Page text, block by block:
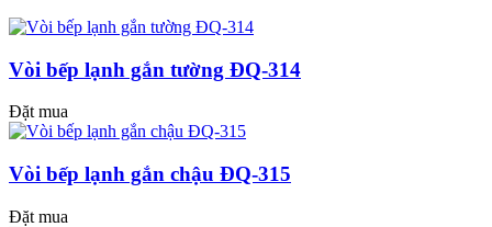
Vòi bếp lạnh gắn tường ĐQ-314
Đặt mua
Vòi bếp lạnh gắn chậu ĐQ-315
Đặt mua